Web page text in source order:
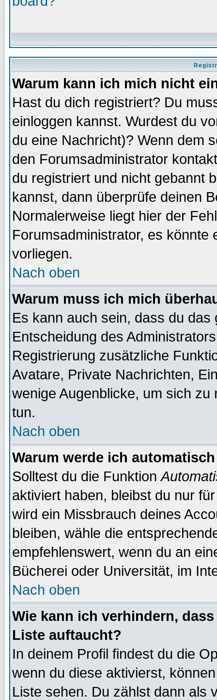
Warum kann ich mich nicht
Hast du dich registriert? Du
einloggen kannst. Wurdest du
du eine Nachricht)? Wenn dem
den Forumsadministrator
du registriert und nicht gebannt
kannst, dann überprüfe deinen
Normalerweise liegt hier der
Forumsadministrator, es könnte
vorliegen.
Nach oben
Warum muss ich mich
Es kann auch sein, dass du
Entscheidung des
Registrierung zusätzliche
Avatare, Private Nachrichten,
wenige Augenblicke, um sich
tun.
Nach oben
Warum werde ich
Solltest du die Funktion
aktiviert haben, bleibst du nur
wird ein Missbrauch deines
bleiben, wähle die
empfehlenswert, wenn du an
Bücherei oder Universität, im
Nach oben
Wie kann ich verhindern,
Liste auftaucht?
In deinem Profil findest du die
wenn du diese aktivierst,
Liste sehen. Du zählst dann als